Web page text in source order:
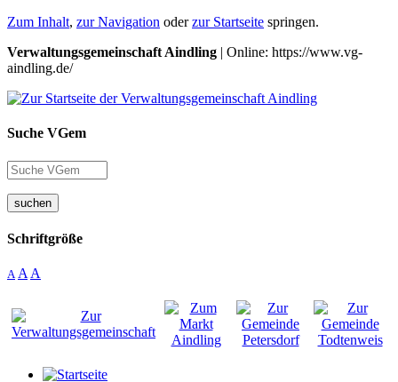
Zum Inhalt, zur Navigation oderzur Startseite springen.
Verwaltungsgemeinschaft Aindling | Online: https://www.vg-
aindling.de/
Suche VGem
suchen
Schriftgröße
A A A